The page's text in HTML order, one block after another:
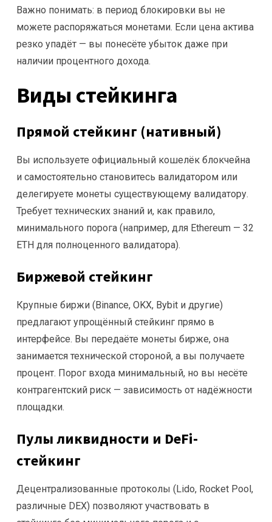
Важно понимать: в период блокировки вы не
можете распоряжаться монетами. Если цена актива
резко упадёт — вы понесёте убыток даже при
наличии процентного дохода.
Виды стейкинга
Прямой стейкинг (нативный)
Вы используете официальный кошелёк блокчейна
и самостоятельно становитесь валидатором или
делегируете монеты существующему валидатору.
Требует технических знаний и, как правило,
минимального порога (например, для Ethereum — 32
ETH для полноценного валидатора).
Биржевой стейкинг
Крупные биржи (Binance, OKX, Bybit и другие)
предлагают упрощённый стейкинг прямо в
интерфейсе. Вы передаёте монеты бирже, она
занимается технической стороной, а вы получаете
процент. Порог входа минимальный, но вы несёте
контрагентский риск — зависимость от надёжности
площадки.
Пулы ликвидности и DeFi-
стейкинг
Децентрализованные протоколы (Lido, Rocket Pool,
различные DEX) позволяют участвовать в